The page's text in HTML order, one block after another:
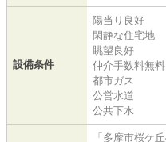
設備条件
陽当り良好
閑静な住宅地
眺望良好
仲介手数料無料
都市ガス
公営水道
公共下水
「多摩市桜ケ